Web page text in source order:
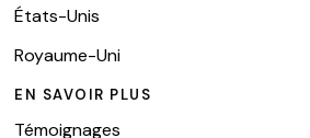
États-Unis
Royaume-Uni
EN SAVOIR PLUS
Témoignages